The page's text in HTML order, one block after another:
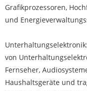
Grafikprozessoren,
und
von
Fernseher,
Haushaltsgeräte und